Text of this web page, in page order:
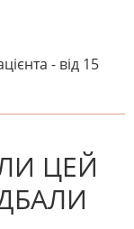
- від 15
ЦЕЙ